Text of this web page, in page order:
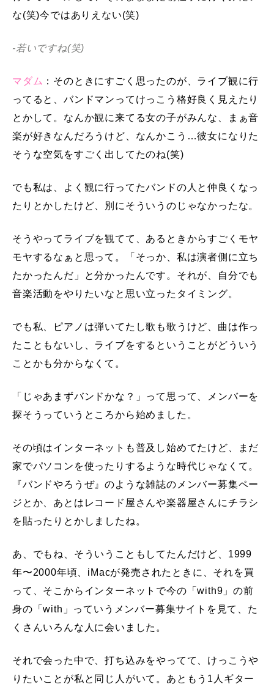
な(笑)今ではありえない(笑)
-若いですね(笑)
マダム ：そのときにすごく思ったのが、ライブ観に行
ってると、バンドマンってけっこう格好良く見えたり
とかして。なんか観に来てる女の子がみんな、まぁ音
楽が好きなんだろうけど、なんかこう…彼女になりた
そうな空気をすごく出してたのね(笑)
でも私は、よく観に行ってたバンドの人と仲良くなっ
たりとかしたけど、別にそういうのじゃなかったな。
そうやってライブを観てて、あるときからすごくモヤ
モヤするなぁと思って。「そっか、私は演者側に立ち
たかったんだ」と分かったんです。それが、自分でも
音楽活動をやりたいなと思い立ったタイミング。
でも私、ピアノは弾いてたし歌も歌うけど、曲は作っ
たこともないし、ライブをするということがどういう
ことかも分からなくて。
「じゃあまずバンドかな？」って思って、メンバーを
探そうっていうところから始めました。
その頃はインターネットも普及し始めてたけど、まだ
家でパソコンを使ったりするような時代じゃなくて。
『バンドやろうぜ』のような雑誌のメンバー募集ペー
ジとか、あとはレコード屋さんや楽器屋さんにチラシ
を貼ったりとかしましたね。
あ、でもね、そういうこともしてたんだけど、1999
年〜2000年頃、iMacが発売されたときに、それを買
って、そこからインターネットで今の「with9」の前
身の「with」っていうメンバー募集サイトを見て、た
くさんいろんな人に会いました。
それで会った中で、打ち込みをやってて、けっこうや
りたいことが私と同じ人がいて。あともう1人ギター